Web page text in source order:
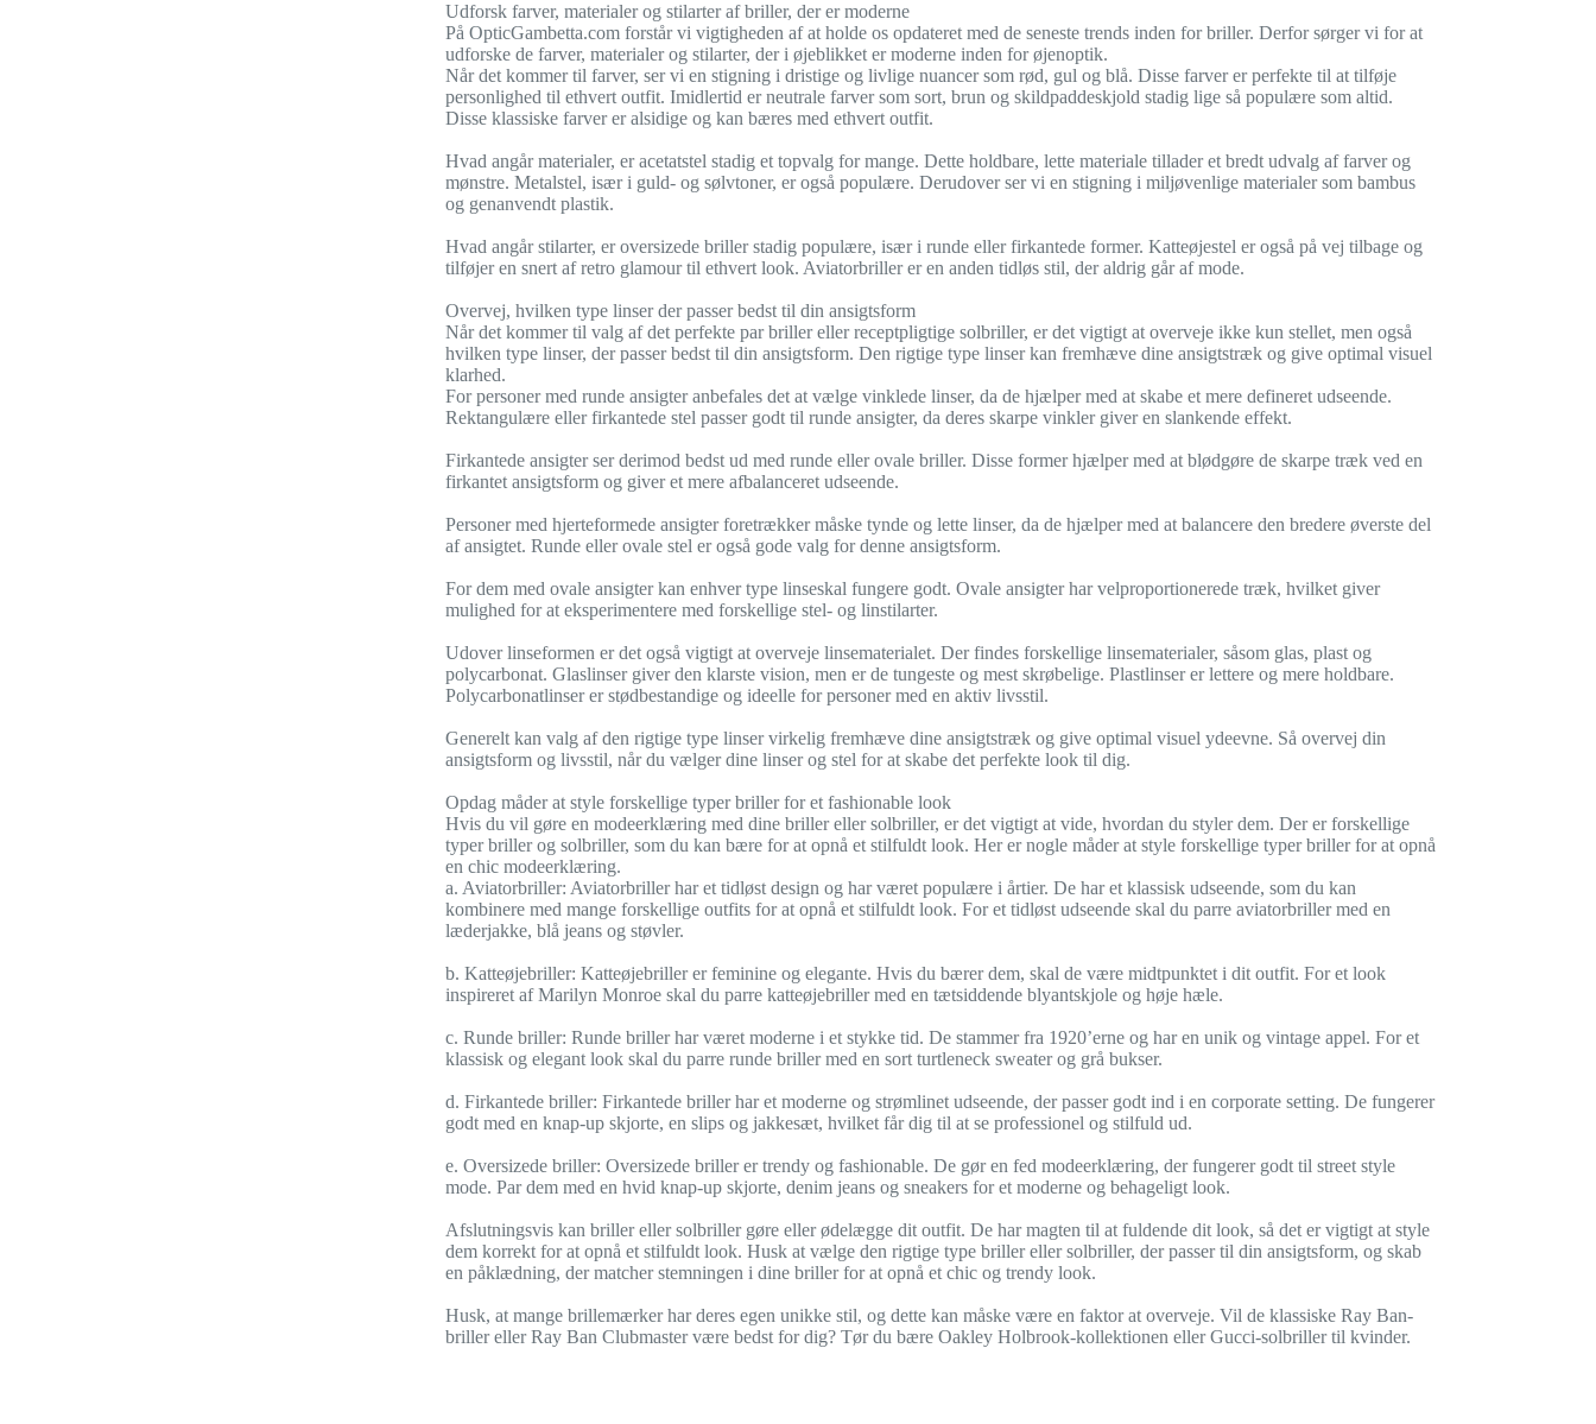
Udforsk farver, materialer og stilarter af briller, der er moderne
På OpticGambetta.com forstår vi vigtigheden af at holde os opdateret med de seneste trends inden for briller. Derfor sørger vi for at
udforske de farver, materialer og stilarter, der i øjeblikket er moderne inden for øjenoptik.
Når det kommer til farver, ser vi en stigning i dristige og livlige nuancer som rød, gul og blå. Disse farver er perfekte til at tilføje
personlighed til ethvert outfit. Imidlertid er neutrale farver som sort, brun og skildpaddeskjold stadig lige så populære som altid.
Disse klassiske farver er alsidige og kan bæres med ethvert outfit.
Hvad angår materialer, er acetatstel stadig et topvalg for mange. Dette holdbare, lette materiale tillader et bredt udvalg af farver og
mønstre. Metalstel, især i guld- og sølvtoner, er også populære. Derudover ser vi en stigning i miljøvenlige materialer som bambus
og genanvendt plastik.
Hvad angår stilarter, er oversizede briller stadig populære, især i runde eller firkantede former. Katteøjestel er også på vej tilbage og
tilføjer en snert af retro glamour til ethvert look. Aviatorbriller er en anden tidløs stil, der aldrig går af mode.
Overvej, hvilken type linser der passer bedst til din ansigtsform
Når det kommer til valg af det perfekte par briller eller receptpligtige solbriller, er det vigtigt at overveje ikke kun stellet, men også
hvilken type linser, der passer bedst til din ansigtsform. Den rigtige type linser kan fremhæve dine ansigtstræk og give optimal visuel
klarhed.
For personer med runde ansigter anbefales det at vælge vinklede linser, da de hjælper med at skabe et mere defineret udseende.
Rektangulære eller firkantede stel passer godt til runde ansigter, da deres skarpe vinkler giver en slankende effekt.
Firkantede ansigter ser derimod bedst ud med runde eller ovale briller. Disse former hjælper med at blødgøre de skarpe træk ved en
firkantet ansigtsform og giver et mere afbalanceret udseende.
Personer med hjerteformede ansigter foretrækker måske tynde og lette linser, da de hjælper med at balancere den bredere øverste del
af ansigtet. Runde eller ovale stel er også gode valg for denne ansigtsform.
For dem med ovale ansigter kan enhver type linseskal fungere godt. Ovale ansigter har velproportionerede træk, hvilket giver
mulighed for at eksperimentere med forskellige stel- og linstilarter.
Udover linseformen er det også vigtigt at overveje linsematerialet. Der findes forskellige linsematerialer, såsom glas, plast og
polycarbonat. Glaslinser giver den klarste vision, men er de tungeste og mest skrøbelige. Plastlinser er lettere og mere holdbare.
Polycarbonatlinser er stødbestandige og ideelle for personer med en aktiv livsstil.
Generelt kan valg af den rigtige type linser virkelig fremhæve dine ansigtstræk og give optimal visuel ydeevne. Så overvej din
ansigtsform og livsstil, når du vælger dine linser og stel for at skabe det perfekte look til dig.
Opdag måder at style forskellige typer briller for et fashionable look
Hvis du vil gøre en modeerklæring med dine briller eller solbriller, er det vigtigt at vide, hvordan du styler dem. Der er forskellige
typer briller og solbriller, som du kan bære for at opnå et stilfuldt look. Her er nogle måder at style forskellige typer briller for at opnå
en chic modeerklæring.
a. Aviatorbriller: Aviatorbriller har et tidløst design og har været populære i årtier. De har et klassisk udseende, som du kan
kombinere med mange forskellige outfits for at opnå et stilfuldt look. For et tidløst udseende skal du parre aviatorbriller med en
læderjakke, blå jeans og støvler.
b. Katteøjebriller: Katteøjebriller er feminine og elegante. Hvis du bærer dem, skal de være midtpunktet i dit outfit. For et look
inspireret af Marilyn Monroe skal du parre katteøjebriller med en tætsiddende blyantskjole og høje hæle.
c. Runde briller: Runde briller har været moderne i et stykke tid. De stammer fra 1920’erne og har en unik og vintage appel. For et
klassisk og elegant look skal du parre runde briller med en sort turtleneck sweater og grå bukser.
d. Firkantede briller: Firkantede briller har et moderne og strømlinet udseende, der passer godt ind i en corporate setting. De fungerer
godt med en knap-up skjorte, en slips og jakkesæt, hvilket får dig til at se professionel og stilfuld ud.
e. Oversizede briller: Oversizede briller er trendy og fashionable. De gør en fed modeerklæring, der fungerer godt til street style
mode. Par dem med en hvid knap-up skjorte, denim jeans og sneakers for et moderne og behageligt look.
Afslutningsvis kan briller eller solbriller gøre eller ødelægge dit outfit. De har magten til at fuldende dit look, så det er vigtigt at style
dem korrekt for at opnå et stilfuldt look. Husk at vælge den rigtige type briller eller solbriller, der passer til din ansigtsform, og skab
en påklædning, der matcher stemningen i dine briller for at opnå et chic og trendy look.
Husk, at mange brillemærker har deres egen unikke stil, og dette kan måske være en faktor at overveje. Vil de klassiske Ray Ban-
briller eller Ray Ban Clubmaster være bedst for dig? Tør du bære Oakley Holbrook-kollektionen eller Gucci-solbriller til kvinder.